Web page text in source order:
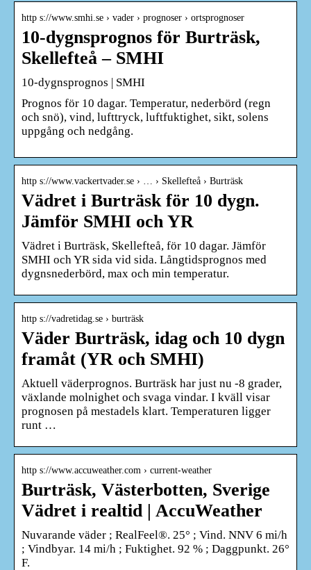
http s://www.smhi.se › vader › prognoser › ortsprognoser
10-dygnsprognos för Burträsk,
Skellefteå – SMHI
10-dygnsprognos | SMHI
Prognos för 10 dagar. Temperatur, nederbörd (regn
och snö), vind, lufttryck, luftfuktighet, sikt, solens
uppgång och nedgång.
http s://www.vackertvader.se › … › Skellefteå › Burträsk
Vädret i Burträsk för 10 dygn.
Jämför SMHI och YR
Vädret i Burträsk, Skellefteå, för 10 dagar. Jämför
SMHI och YR sida vid sida. Långtidsprognos med
dygnsnederbörd, max och min temperatur.
http s://vadretidag.se › burträsk
Väder Burträsk, idag och 10 dygn
framåt (YR och SMHI)
Aktuell väderprognos. Burträsk har just nu -8 grader,
växlande molnighet och svaga vindar. I kväll visar
prognosen på mestadels klart. Temperaturen ligger
runt …
http s://www.accuweather.com › current-weather
Burträsk, Västerbotten, Sverige
Vädret i realtid | AccuWeather
Nuvarande väder ; RealFeel®. 25° ; Vind. NNV 6 mi/h
; Vindbyar. 14 mi/h ; Fuktighet. 92 % ; Daggpunkt. 26°
F.